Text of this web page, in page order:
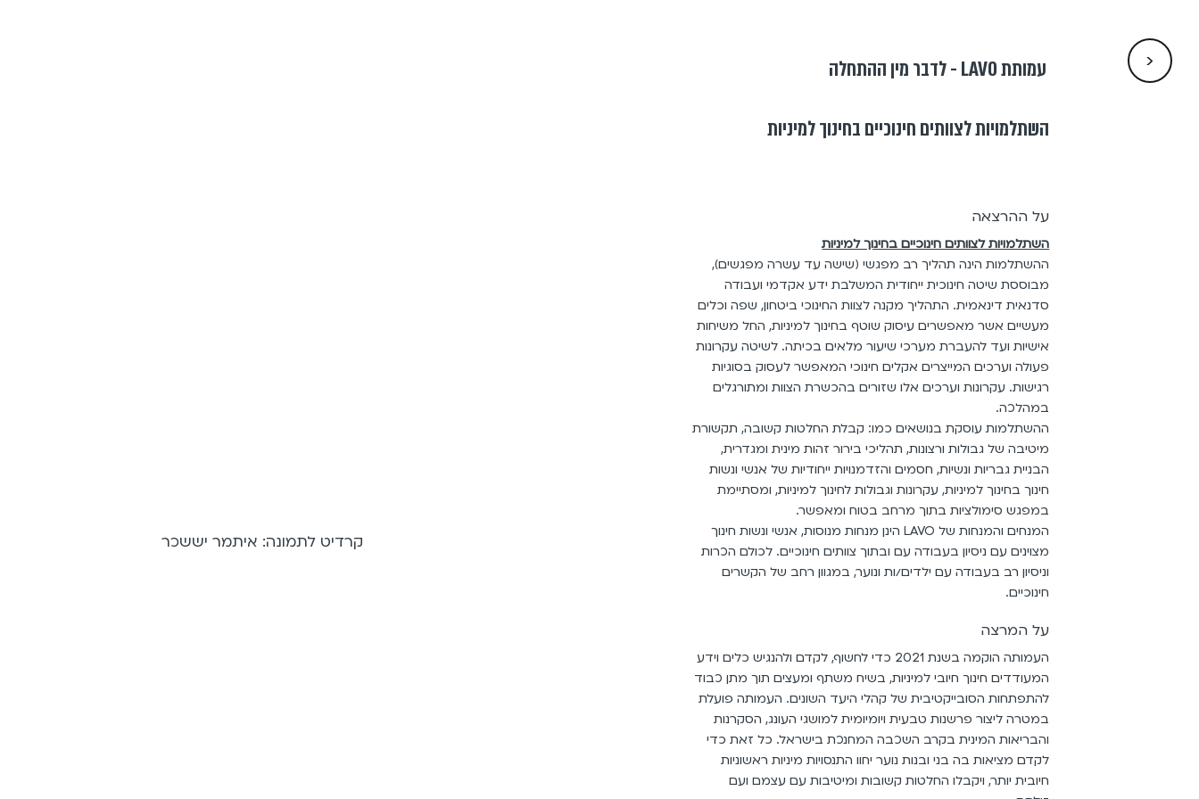
על ההרצאה
השתלמויות לצוותים חינוכיים בחינוך למיניות
ההשתלמות הינה תהליך רב מפגשי (שישה עד עשרה מפגשים),
מבוססת שיטה חינוכית ייחודית המשלבת ידע אקדמי ועבודה
סדנאית דינאמית. התהליך מקנה לצוות החינוכי ביטחון, שפה וכלים
מעשיים אשר מאפשרים עיסוק שוטף בחינוך למיניות, החל משיחות
אישיות ועד להעברת מערכי שיעור מלאים בכיתה. לשיטה עקרונות
פעולה וערכים המייצרים אקלים חינוכי המאפשר לעסוק בסוגיות
רגישות. עקרונות וערכים אלו שזורים בהכשרת הצוות ומתורגלים
במהלכה.
ההשתלמות עוסקת בנושאים כמו: קבלת החלטות קשובה, תקשורת
מיטיבה של גבולות ורצונות, תהליכי בירור זהות מינית ומגדרית,
הבניית גבריות ונשיות, חסמים והזדמנויות ייחודיות של אנשי ונשות
חינוך בחינוך למיניות, עקרונות וגבולות לחינוך למיניות, ומסתיימת
במפגש סימולציות בתוך מרחב בטוח ומאפשר.
המנחים והמנחות של LAVO הינן מנחות מנוסות, אנשי ונשות חינוך
מצוינים עם ניסיון בעבודה עם ובתוך צוותים חינוכיים. לכולם הכרות
וניסיון רב בעבודה עם ילדים/ות ונוער, במגוון רחב של הקשרים
חינוכיים.
על המרצה
העמותה הוקמה בשנת 2021 כדי לחשוף, לקדם ולהנגיש כלים וידע
המעודדים חינוך חיובי למיניות, בשיח משתף ומעצים תוך מתן כבוד
להתפתחות הסובייקטיבית של קהלי היעד השונים. העמותה פועלת
במטרה ליצור פרשנות טבעית ויומיומית למושגי העונג, הסקרנות
והבריאות המינית בקרב השכבה המחנכת בישראל. כל זאת כדי
לקדם מציאות בה בני ובנות נוער יחוו התנסויות מיניות ראשוניות
חיובית יותר, ויקבלו החלטות קשובות ומיטיבות עם עצמם ועם
עמותת LAVO - לדבר מין ההתחלה
השתלמויות לצוותים חינוכיים בחינוך למיניות
<
קרדיט לתמונה: איתמר יששכר